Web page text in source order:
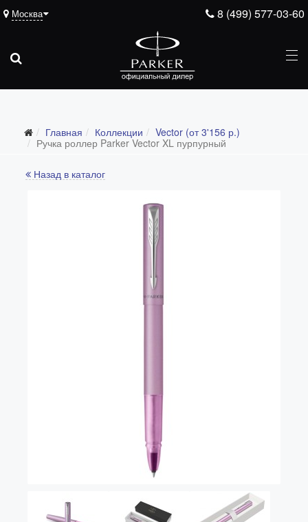
8 (499) 577-03-60
Москва
Главная Коллекции
Vector (от 3'156 р.)
Ручка роллер Parker Vector XL пурпурный
Назад в каталог
Все коллекции
Sonnet (от 13'000 р.)
Parker 51 (от 14'600 р.)